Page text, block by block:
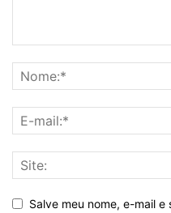
Salve meu nome, e-mail